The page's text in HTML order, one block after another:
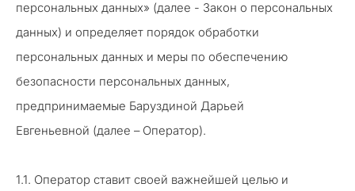
персональных данных» (далее - Закон о персональных
данных) и определяет порядок обработки
персональных данных и меры по обеспечению
безопасности персональных данных,
предпринимаемые Баруздиной Дарьей
Евгеньевной (далее – Оператор).
1.1. Оператор ставит своей важнейшей целью и